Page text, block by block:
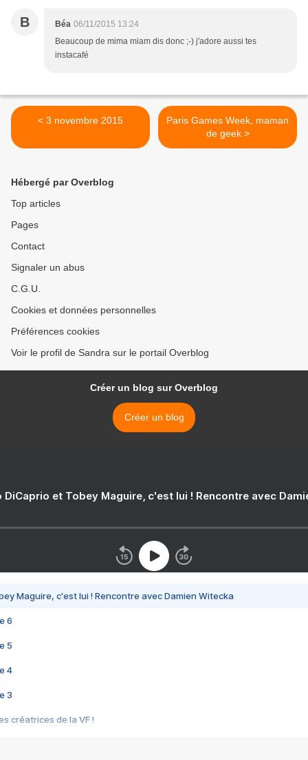
B Béa 06/11/2015 13:24
Beaucoup de mima miam dis donc ;-) j'adore aussi tes
instacafé
< 3 novembre 2015
Paris Games Week, maman
de geek >
Hébergé par Overblog
Top articles
Pages
Contact
Signaler un abus
C.G.U.
Cookies et données personnelles
Préférences cookies
Voir le profil de Sandra sur le portail Overblog
Créer un blog sur Overblog
Créer un blog
DiCaprio et Tobey Maguire, c'est lui ! Rencontre avec
Maguire, c'est lui ! Rencontre avec Damien Witecka
6
5
4
3
créatrices de la VF !